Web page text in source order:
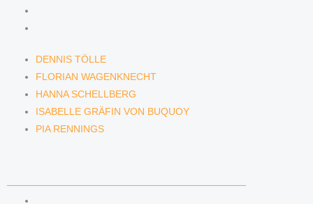
DENNIS TÖLLE
FLORIAN WAGENKNECHT
HANNA SCHELLBERG
ISABELLE GRÄFIN VON BUQUOY
PIA RENNINGS